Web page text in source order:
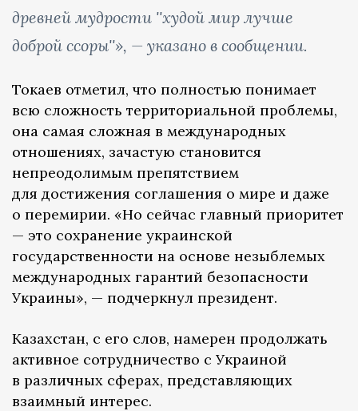
древней мудрости ''худой мир лучше
доброй ссоры''», — указано в сообщении.
Токаев отметил, что полностью понимает
всю сложность территориальной проблемы,
она самая сложная в международных
отношениях, зачастую становится
непреодолимым препятствием
для достижения соглашения о мире и даже
о перемирии. «Но сейчас главный приоритет
— это сохранение украинской
государственности на основе незыблемых
международных гарантий безопасности
Украины», — подчеркнул президент.
Казахстан, с его слов, намерен продолжать
активное сотрудничество с Украиной
в различных сферах, представляющих
взаимный интерес.